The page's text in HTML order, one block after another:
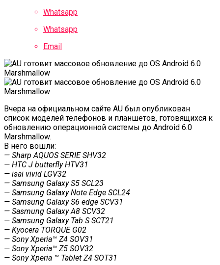
Whatsapp
Whatsapp
Email
Вчера на официальном сайте AU был опубликован
список моделей телефонов и планшетов, готовящихся к
обновлению операционной системы до Android 6.0
Marshmallow.
В него вошли:
— Sharp AQUOS SERIE SHV32
— HTC J butterfly HTV31
— isai vivid LGV32
— Samsung Galaxy S5 SCL23
— Samsung Galaxy Note Edge SCL24
— Samsung Galaxy S6 edge SCV31
— Sasmung Galaxy A8 SCV32
— Samsung Galaxy Tab S SCT21
— Kyocera TORQUE G02
— Sony Xperia™ Z4 SOV31
— Sony Xperia™ Z5 SOV32
— Sony Xperia ™ Tablet Z4 SOT31